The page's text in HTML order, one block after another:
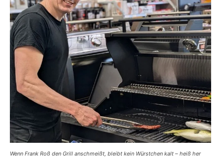
Wenn Frank Roß den Grill anschmeißt, bleibt kein Würstchen kalt – heiß her